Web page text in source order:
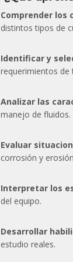
Comprender los
distintos tipos de
Identificar y
requerimientos de
Analizar las
manejo de fluidos.
Evaluar
corrosión y
Interpretar los
del equipo.
Desarrollar
estudio reales.